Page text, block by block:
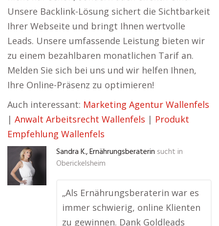
Unsere Backlink-Lösung sichert die Sichtbarkeit
Ihrer Webseite und bringt Ihnen wertvolle
Leads. Unsere umfassende Leistung bieten wir
zu einem bezahlbaren monatlichen Tarif an.
Melden Sie sich bei uns und wir helfen Ihnen,
Ihre Online-Präsenz zu optimieren!
Auch interessant: Marketing Agentur Wallenfels
| Anwalt Arbeitsrecht Wallenfels | Produkt
Empfehlung Wallenfels
Sandra K., Ernährungsberaterin sucht in
Oberickelsheim
„Als Ernährungsberaterin war es
immer schwierig, online Klienten
zu gewinnen. Dank Goldleads